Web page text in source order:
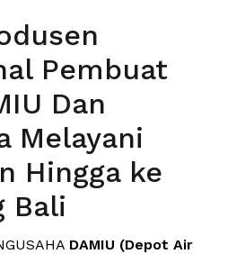
Pembuat
Dan
Melayani
Hingga ke
Bali
DAMIU (Depot Air